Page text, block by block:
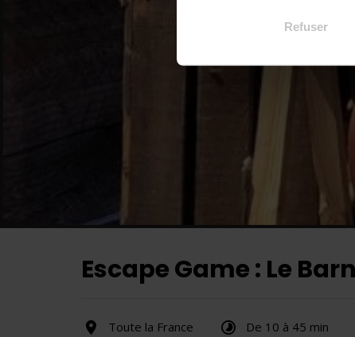
Refuser
Escape Game : Le
Toute la France De 10 à 45 min